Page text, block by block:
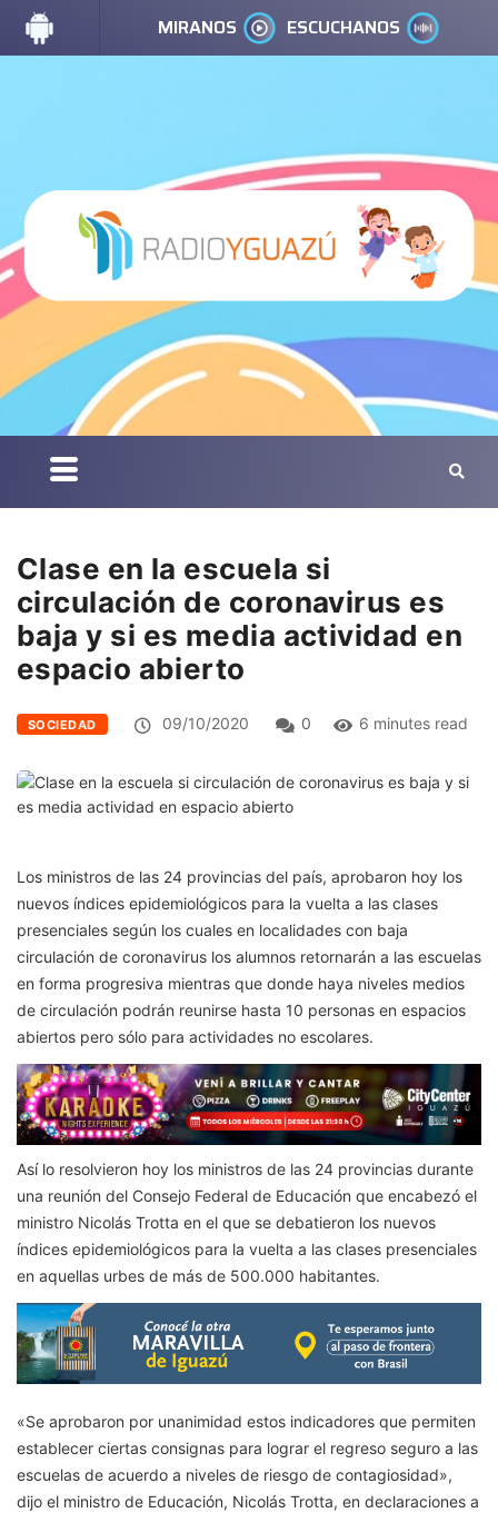
MIRANOS ESCUCHANOS
Clase en la escuela si
circulación de coronavirus es
baja y si es media actividad en
espacio abierto
SOCIEDAD 09/10/2020 0 6 minutes read
Los ministros de las 24 provincias del país, aprobaron hoy los
nuevos índices epidemiológicos para la vuelta a las clases
presenciales según los cuales en localidades con baja
circulación de coronavirus los alumnos retornarán a las escuelas
en forma progresiva mientras que donde haya niveles medios
de circulación podrán reunirse hasta 10 personas en espacios
abiertos pero sólo para actividades no escolares.
Así lo resolvieron hoy los ministros de las 24 provincias durante
una reunión del Consejo Federal de Educación que encabezó el
ministro Nicolás Trotta en el que se debatieron los nuevos
índices epidemiológicos para la vuelta a las clases presenciales
en aquellas urbes de más de 500.000 habitantes.
«Se aprobaron por unanimidad estos indicadores que permiten
establecer ciertas consignas para lograr el regreso seguro a las
escuelas de acuerdo a niveles de riesgo de contagiosidad»,
dijo el ministro de Educación, Nicolás Trotta, en declaraciones a